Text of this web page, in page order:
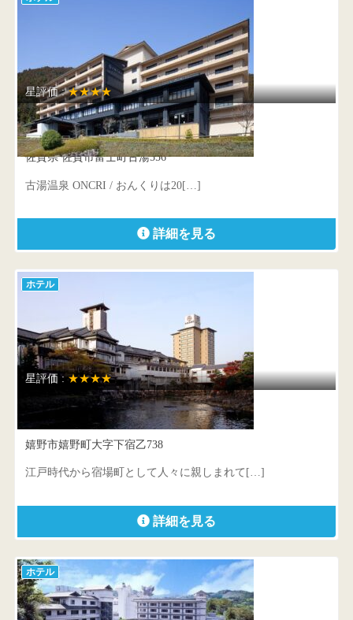
星評価 :★★★★
古湯温泉 ONCRI / おんくり
佐賀県 佐賀市富士町古湯556
古湯温泉 ONCRI / おんくりは20[…]
詳細を見る
ホテル
星評価 :★★★★
和多屋別荘
嬉野市嬉野町大字下宿乙738
江戸時代から宿場町として人々に親しまれて[…]
詳細を見る
ホテル